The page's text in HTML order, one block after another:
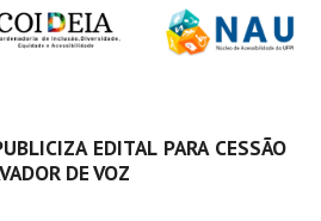
EDITAL PARA CESSÃO
DE VOZ